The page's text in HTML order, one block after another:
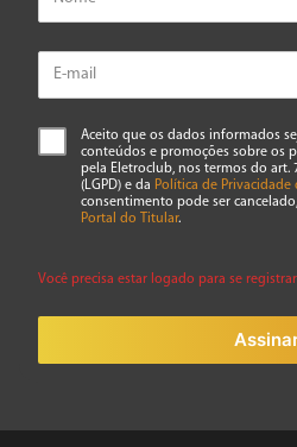
Aceito que os dados informados
conteúdos e promoções sobre os
pela Eletroclub, nos termos do art.
(LGPD) e da Política de Privacidade
consentimento pode ser
Portal do Titular.
Você precisa estar logado para se